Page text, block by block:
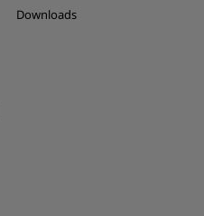
Downloads